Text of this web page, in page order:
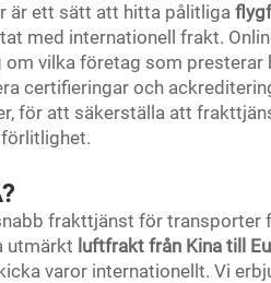
är ett sätt att hitta pålitliga
med internationell frakt.
vilka företag som presterar
certifieringar och
för att säkerställa att
frakttjänst för transporter
utmärkt luftfrakt från Kina till
varor internationellt. Vi